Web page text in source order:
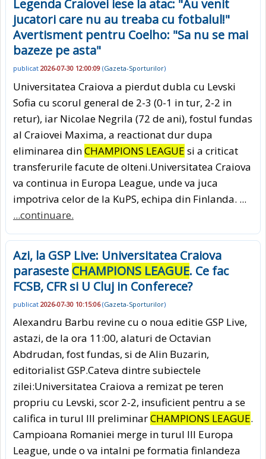
Legenda Craiovei iese la atac: "Au venit
jucatori care nu au treaba cu fotbalul!"
Avertisment pentru Coelho: "Sa nu se mai
bazeze pe asta"
publicat 2026-07-30 12:00:09 (Gazeta-Sporturilor)
Universitatea Craiova a pierdut dubla cu Levski
Sofia cu scorul general de 2-3 (0-1 in tur, 2-2 in
retur), iar Nicolae Negrila (72 de ani), fostul fundas
al Craiovei Maxima, a reactionat dur dupa
eliminarea dinCHAMPIONS LEAGUE si a criticat
transferurile facute de olteni.Universitatea Craiova
va continua in Europa League, unde va juca
impotriva celor de la KuPS, echipa din Finlanda. ...
...continuare.
Azi, la GSP Live: Universitatea Craiova
paraseste CHAMPIONS LEAGUE. Ce fac
FCSB, CFR si U Cluj in Conferece?
publicat 2026-07-30 10:15:06(Gazeta-Sporturilor)
Alexandru Barbu revine cu o noua editie GSP Live,
astazi, de la ora 11:00, alaturi de Octavian
Abdrudan, fost fundas, si de Alin Buzarin,
editorialist GSP.Cateva dintre subiectele
zilei:Universitatea Craiova a remizat pe teren
propriu cu Levski, scor 2-2, insuficient pentru a se
califica in turul III preliminarCHAMPIONS LEAGUE.
Campioana Romaniei merge in turul III Europa
League, unde o va intalni pe formatia finlandeza